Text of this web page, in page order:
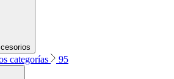
categorías 95